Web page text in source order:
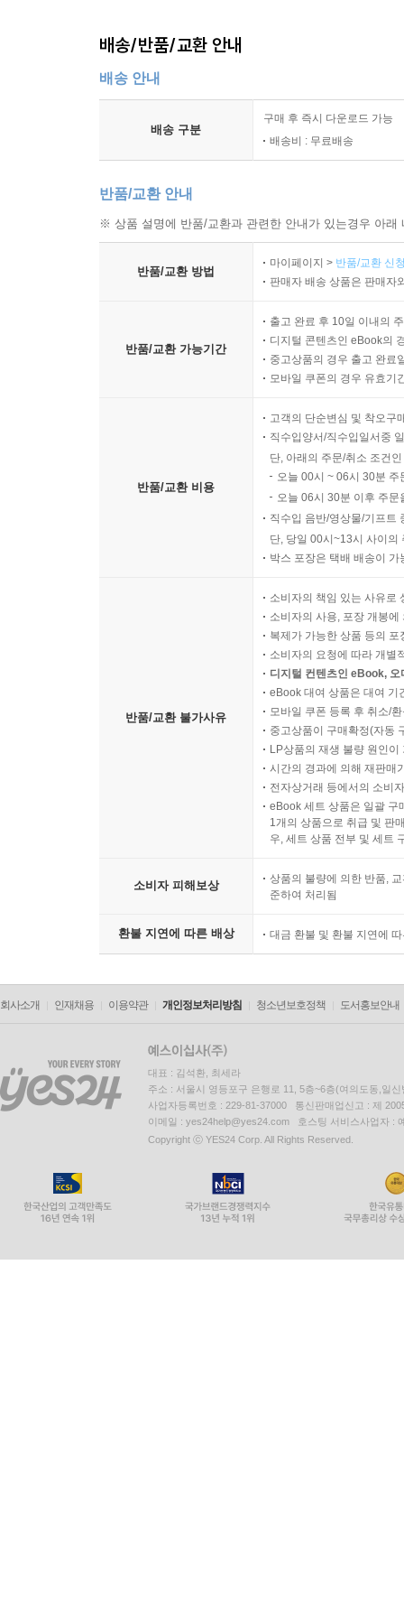
배송/반품/교환 안내
배송 안내
배송 구분
구매 후 즉시 다운로드 가능
배송비 : 무료배송
반품/교환 안내
※ 상품 설명에 반품/교환과 관련한 안내가 있는경우 아
반품/교환 방법
마이페이지 > 반품/교환 신
판매자 배송 상품은 판매자
반품/교환 가능기간
출고 완료 후 10일 이내의
디지털 콘텐츠인 eBook의
중고상품의 경우 출고 완료
모바일 쿠폰의 경우 유효기
반품/교환 비용
고객의 단순변심 및 착오구
직수입양서/직수입일서중
단, 아래의 주문/취소 조건
오늘 00시 ~ 06시 30분
오늘 06시 30분 이후 주
직수입 음반/영상물/기프트
단, 당일 00시~13시 사이의
박스 포장은 택배 배송이
반품/교환 불가사유
소비자의 책임 있는 사유로
소비자의 사용, 포장 개봉
복제가 가능한 상품 등의
소비자의 요청에 따라 개별
디지털 컨텐츠인 eBook,
eBook 대여 상품은 대여 기
모바일 쿠폰 등록 후 취소/
중고상품이 구매확정(자동
LP상품의 재생 불량 원인
시간의 경과에 의해 재판매
전자상거래 등에서의 소비
eBook 세트 상품은 일괄 구
1개의 상품으로 취급 및 판
우, 세트 상품 전부 및 세트
소비자 피해보상
상품의 불량에 의한 반품,
준하여 처리됨
환불 지연에 따른 배상 대금 환불 및 환불 지연에
회사소개 인재채용 이용약관 개인정보처리방침 청소년보호정책 도서홍보안내
대표 : 김석환, 최세라
주소 : 서울시 영등포구 은행로 11, 5층~6층(여의도동,일신
사업자등록번호 : 229-81-37000 통신판매업신고 : 제
이메일 : yes24help@yes24.com 호스팅 서비스사업자 :
Copyright ⓒ YES24 Corp. All Rights Reserved.